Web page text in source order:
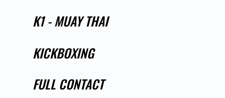
K1 - MUAY THAI
KICKBOXING
FULL CONTACT